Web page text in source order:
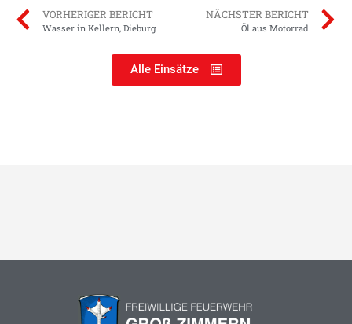
VORHERIGER BERICHT
Wasser in Kellern, Dieburg
NÄCHSTER BERICHT
Öl aus Motorrad
Alle Einsätze